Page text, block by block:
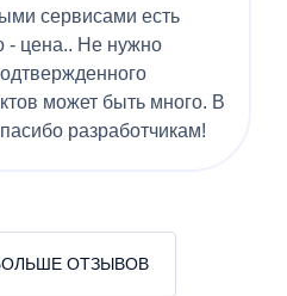
сервисами есть
- цена.. Не нужно
может быть много. В
разработчикам!
ОТЗЫВОВ